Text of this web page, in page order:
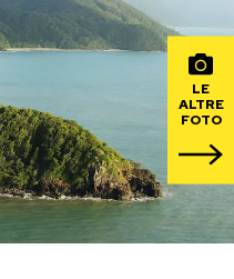
LE
ALTRE
FOTO